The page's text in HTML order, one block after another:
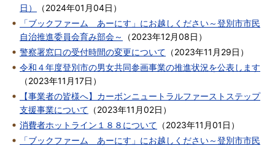
日）
（2024年01月04日 ）
「ブックファーム あーにす」にお越しください～登別市市民
自治推進委員会育み部会～
（2023年12月08日 ）
警察署窓口の受付時間の変更について （2023年11月29日 ）
令和４年度登別市の男女共同参画事業の推進状況を公表します
（2023年11月17日 ）
【事業者の皆様へ】カーボンニュートラルファーストステップ
支援事業について （2023年11月02日 ）
消費者ホットライン１８８について （2023年11月01日 ）
「ブックファーム あーにす」にお越しください～登別市市民